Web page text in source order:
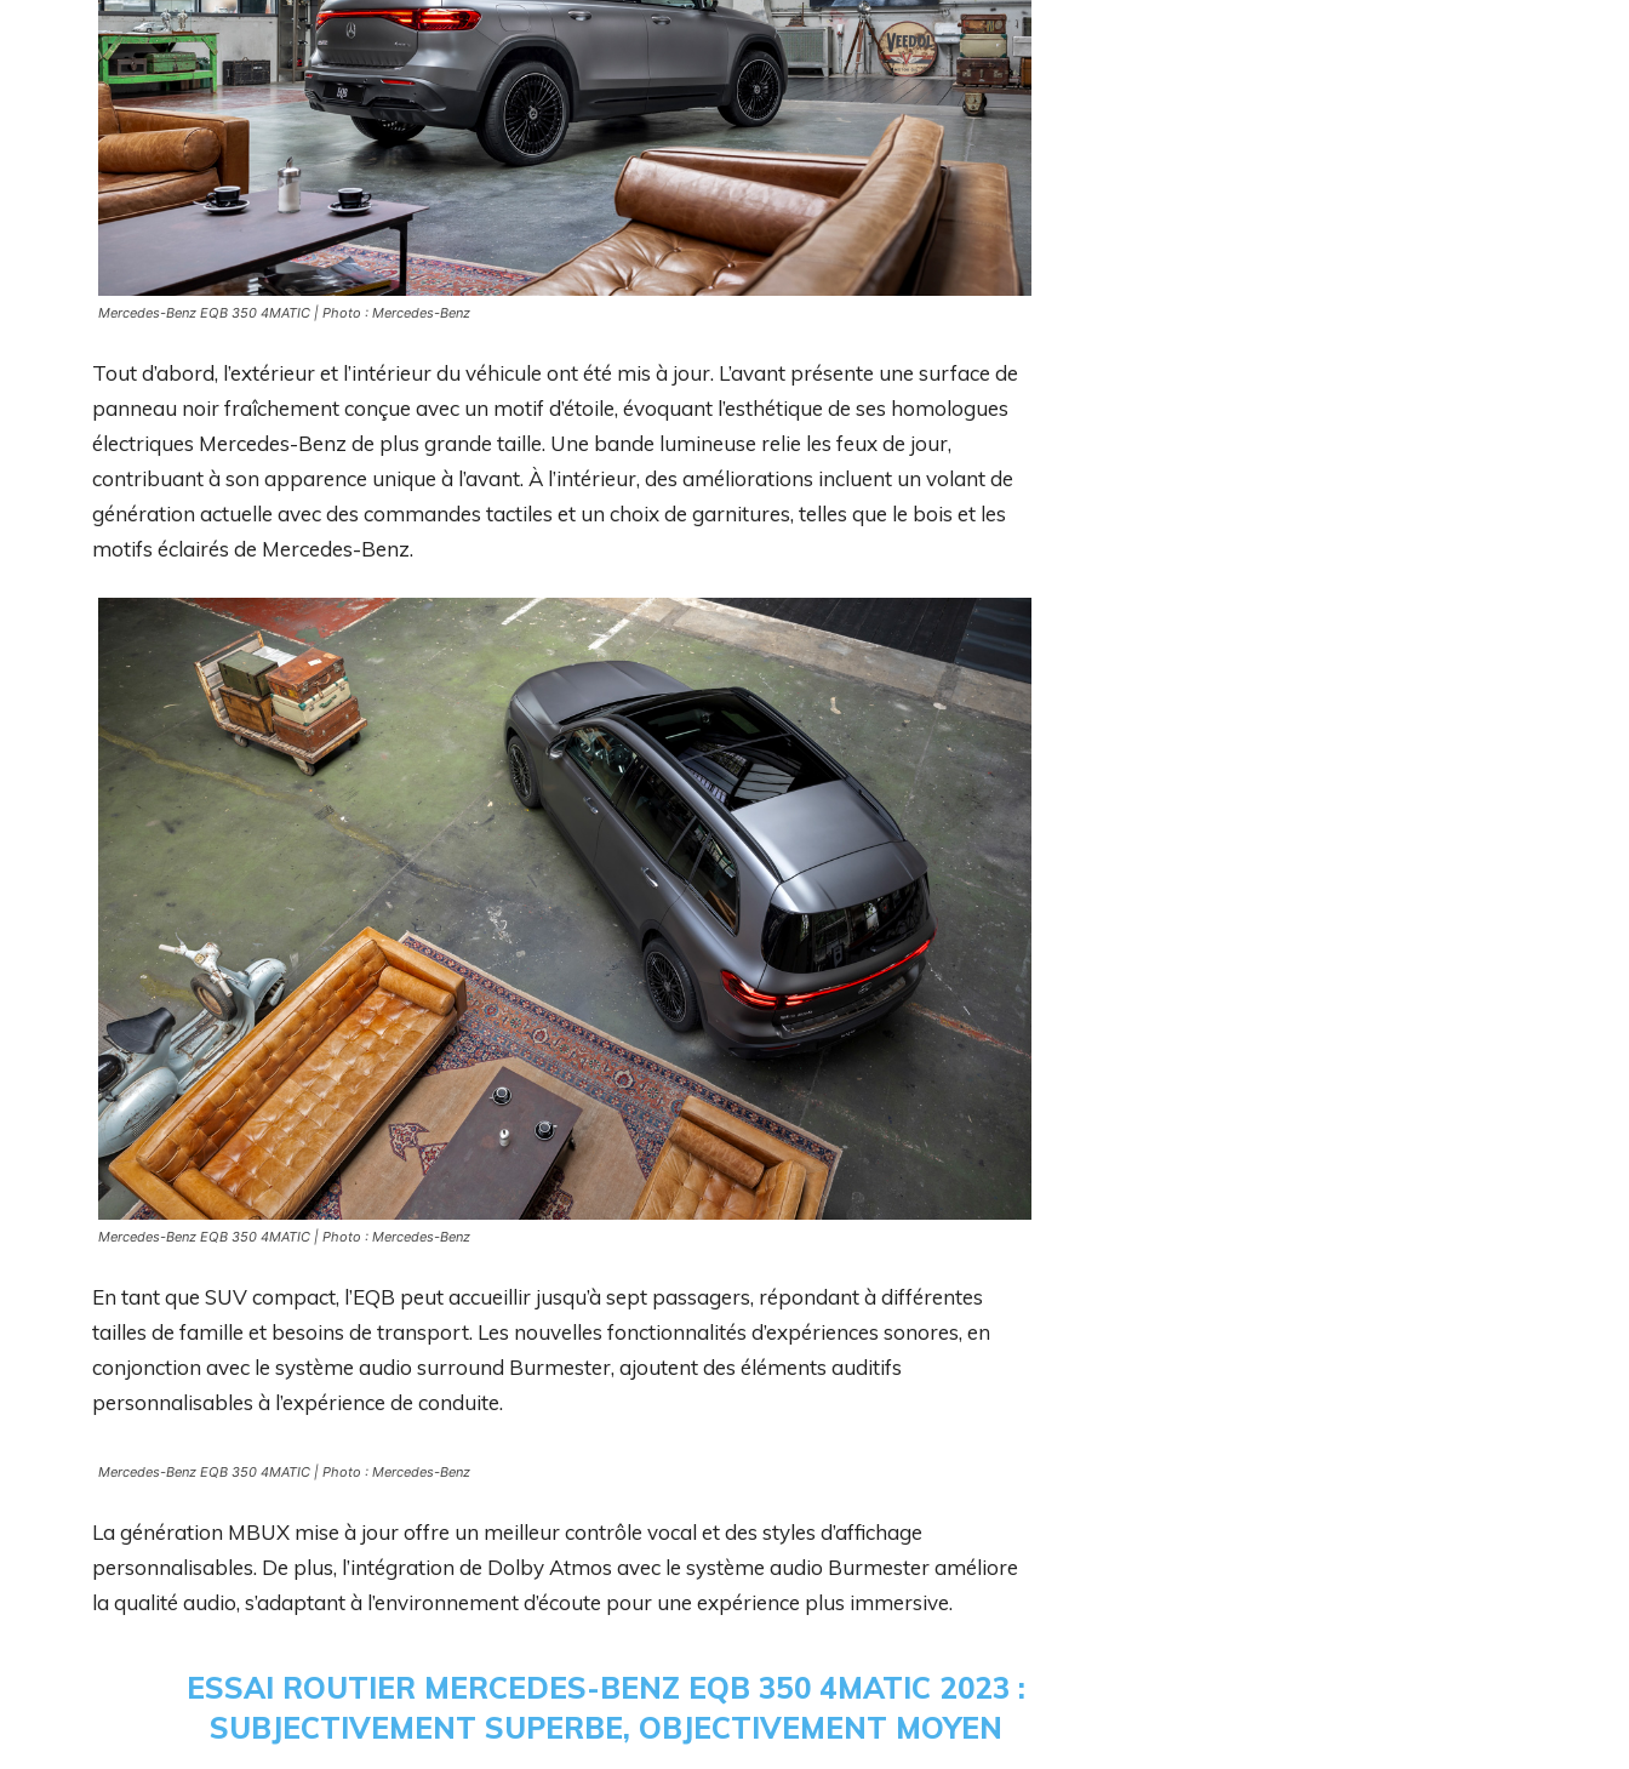
Mercedes-Benz EQB 350 4MATIC | Photo : Mercedes-Benz
Tout d’abord, l’extérieur et l’intérieur du véhicule ont été mis à jour. L’avant présente une surface de
panneau noir fraîchement conçue avec un motif d’étoile, évoquant l’esthétique de ses homologues
électriques Mercedes-Benz de plus grande taille. Une bande lumineuse relie les feux de jour,
contribuant à son apparence unique à l’avant. À l’intérieur, des améliorations incluent un volant de
génération actuelle avec des commandes tactiles et un choix de garnitures, telles que le bois et les
motifs éclairés de Mercedes-Benz.
Mercedes-Benz EQB 350 4MATIC | Photo : Mercedes-Benz
En tant que SUV compact, l’EQB peut accueillir jusqu’à sept passagers, répondant à différentes
tailles de famille et besoins de transport. Les nouvelles fonctionnalités d’expériences sonores, en
conjonction avec le système audio surround Burmester, ajoutent des éléments auditifs
personnalisables à l’expérience de conduite.
Mercedes-Benz EQB 350 4MATIC | Photo : Mercedes-Benz
La génération MBUX mise à jour offre un meilleur contrôle vocal et des styles d’affichage
personnalisables. De plus, l’intégration de Dolby Atmos avec le système audio Burmester améliore
la qualité audio, s’adaptant à l’environnement d’écoute pour une expérience plus immersive.
ESSAI ROUTIER MERCEDES-BENZ EQB 350 4MATIC 2023 :
SUBJECTIVEMENT SUPERBE, OBJECTIVEMENT MOYEN